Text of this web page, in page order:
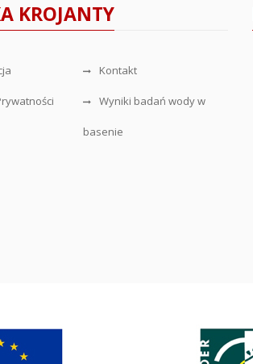
KROJANTY
Kontakt
Wyniki badań wody w
basenie